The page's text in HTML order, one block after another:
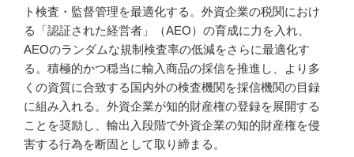
ト検査・監督管理を最適化する。外資企業の税関におけ
る「認証された経営者」（AEO）の育成に力を入れ、
AEOのランダムな規制検査率の低減をさらに最適化す
る。積極的かつ穏当に輸入商品の採信を推進し、より多
くの資質に合致する国内外の検査機関を採信機関の目録
に組み入れる。外資企業が知的財産権の登録を展開する
ことを奨励し、輸出入段階で外資企業の知的財産権を侵
害する行為を断固として取り締まる。